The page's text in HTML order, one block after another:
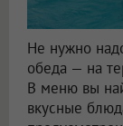
Не нужно
обеда — на
В меню вы
вкусные